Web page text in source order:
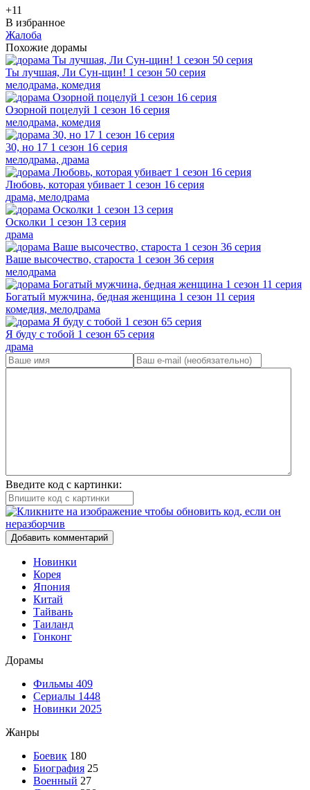
+11
В избранное
Жалоба
Похожие дорамы
Ты лучшая, Ли Сун-щин! 1 сезон 50 серия
мелодрама, комедия
Озорной поцелуй 1 сезон 16 серия
мелодрама, комедия
30, но 17 1 сезон 16 серия
мелодрама, драма
Любовь, которая убивает 1 сезон 16 серия
драма, мелодрама
Осколки 1 сезон 13 серия
драма
Ваше высочество, староста 1 сезон 36 серия
мелодрама
Богатый мужчина, бедная женщина 1 сезон 11 серия
комедия, мелодрама
Я буду с тобой 1 сезон 65 серия
драма
Введите код с картинки:
Добавить комментарий
Новинки
Корея
Япония
Китай
Тайвань
Таиланд
Гонконг
Дорамы
Фильмы 409
Сериалы 1448
Новинки 2025
Жанры
Боевик 180
Биография 25
Военный 27